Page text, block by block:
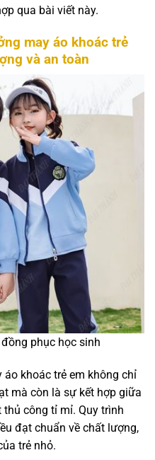
qua bài viết này.
may áo khoác trẻ
và an toàn
phục học sinh
khoác trẻ em không chỉ
mà còn là sự kết hợp giữa
công tỉ mỉ. Quy trình
đạt chuẩn về chất lượng,
trẻ nhỏ.